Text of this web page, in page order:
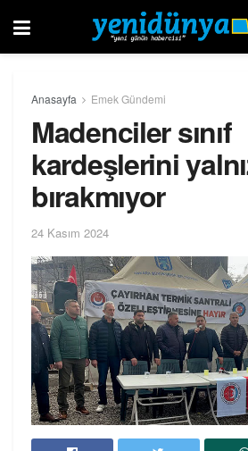
Anasayfa Emek Gündemi
Madenciler sınıf
kardeşlerini
bırakmıyor
24 Kasım 2024